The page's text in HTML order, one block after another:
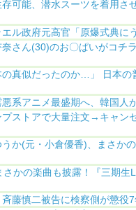
可能、潜水スーツを着用さ
エル政府元高官「原爆式典に
奈さん(30)のお〇ぱいがコチ
真似だったのか…」 日本の
悪系アニメ最盛期へ、韓国人
プストアで大量注文→キャン
うか(元・小倉優香)、まさか
さかの楽曲も披露！『三期生
藤慎二被告に検察側が懲役7